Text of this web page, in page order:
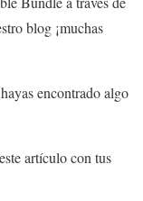
blog ¡muchas
encontrado algo
artículo con tus